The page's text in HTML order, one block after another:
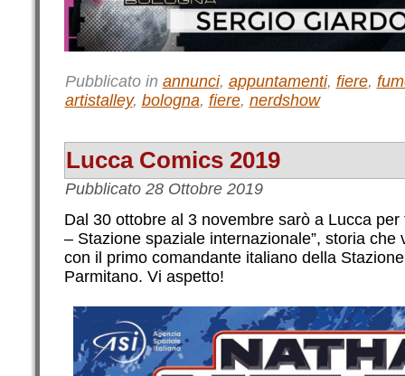
Pubblicato in annunci, appuntamenti, fiere,
artistalley, bologna, fiere, nerdshow
Lucca Comics 2019
Pubblicato 28 Ottobre 2019
Dal 30 ottobre al 3 novembre sarò a Lucca
– Stazione spaziale internazionale”, storia che
con il primo comandante italiano della
Parmitano. Vi aspetto!